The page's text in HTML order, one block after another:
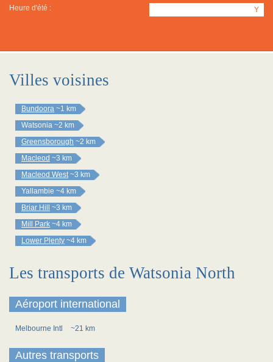
Heure d'été : Y
Villes voisines
Bundoora ~1 km
Watsonia ~2 km
Greensborough ~2 km
Macleod ~3 km
Macleod West ~3 km
Yallambie ~4 km
Briar Hill
~3 km
Mill Park ~4 km
Lower Plenty ~4 km
Les transports de Watsonia North
Aéroport international
Melbourne Intl ~21 km
Autres transports